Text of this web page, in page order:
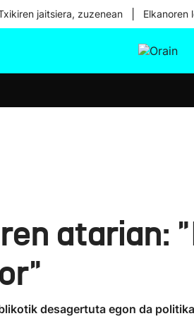
jaitsiera, zuzenean Elkanoren
atarian:
desagertuta egon da